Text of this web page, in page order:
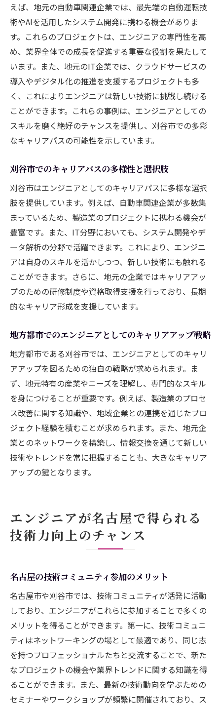
えば、地元の自動車関連企業では、最先端の自動運転技
術やAIを活用したシステム開発に携わる機会がありま
す。これらのプロジェクトは、エンジニアの専門性を高
め、業界全体での成長を促進する重要な役割を果たして
います。また、地元のIT企業では、クラウドサービスの
導入やデジタル化の推進を支援するプロジェクトも多
く、これによりエンジニアは新しい技術に挑戦し続ける
ことができます。これらの事例は、エンジニアとしての
スキルを磨く絶好のチャンスを提供し、刈谷市での多彩
なキャリアパスの可能性を示しています。
刈谷市でのキャリアパスの多様性と選択肢
刈谷市はエンジニアとしてのキャリアパスに多様な選択
肢を提供しています。例えば、自動車関連企業が多数集
まっているため、製造業のプロジェクトに携わる機会が
豊富です。また、IT分野においても、システム開発やデ
ータ解析の分野で活躍できます。これにより、エンジニ
アは自身のスキルを活かしつつ、新しい技術にも触れる
ことができます。さらに、地元の企業ではキャリアアッ
プのための研修制度や資格取得支援を行っており、長期
的なキャリア形成を支援しています。
地方都市でのエンジニアとしてのキャリアアップ戦略
地方都市である刈谷市では、エンジニアとしてのキャリ
アアップを図るための独自の戦略が求められます。ま
ず、地元特有の産業やニーズを理解し、専門的なスキル
を身につけることが重要です。例えば、製造業のプロセ
ス改善に関する知識や、地域企業との連携を通じたプロ
ジェクト経験を積むことが求められます。また、地元企
業とのネットワークを構築し、情報交換を通じて新しい
技術やトレンドを常に把握することも、大きなキャリア
アップの鍵となります。
エンジニアが名古屋で得られる
技術力向上のチャンス
名古屋の技術コミュニティ参加のメリット
名古屋市や刈谷市では、技術コミュニティが活発に活動
しており、エンジニアがこれらに参加することで多くの
メリットを得ることができます。第一に、技術コミュニ
ティはネットワーキングの場として最適であり、同じ志
を持つプロフェッショナルたちと交流することで、新た
なプロジェクトの機会や業界トレンドに関する知識を得
ることができます。また、最新の技術動向を学ぶための
セミナーやワークショップが頻繁に開催されており、ス